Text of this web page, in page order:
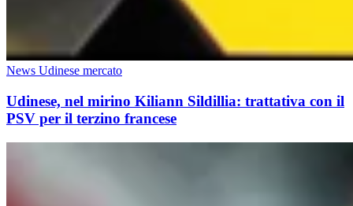
News Udinese mercato
Udinese, nel mirino Kiliann Sildillia: trattativa con il
PSV per il terzino francese